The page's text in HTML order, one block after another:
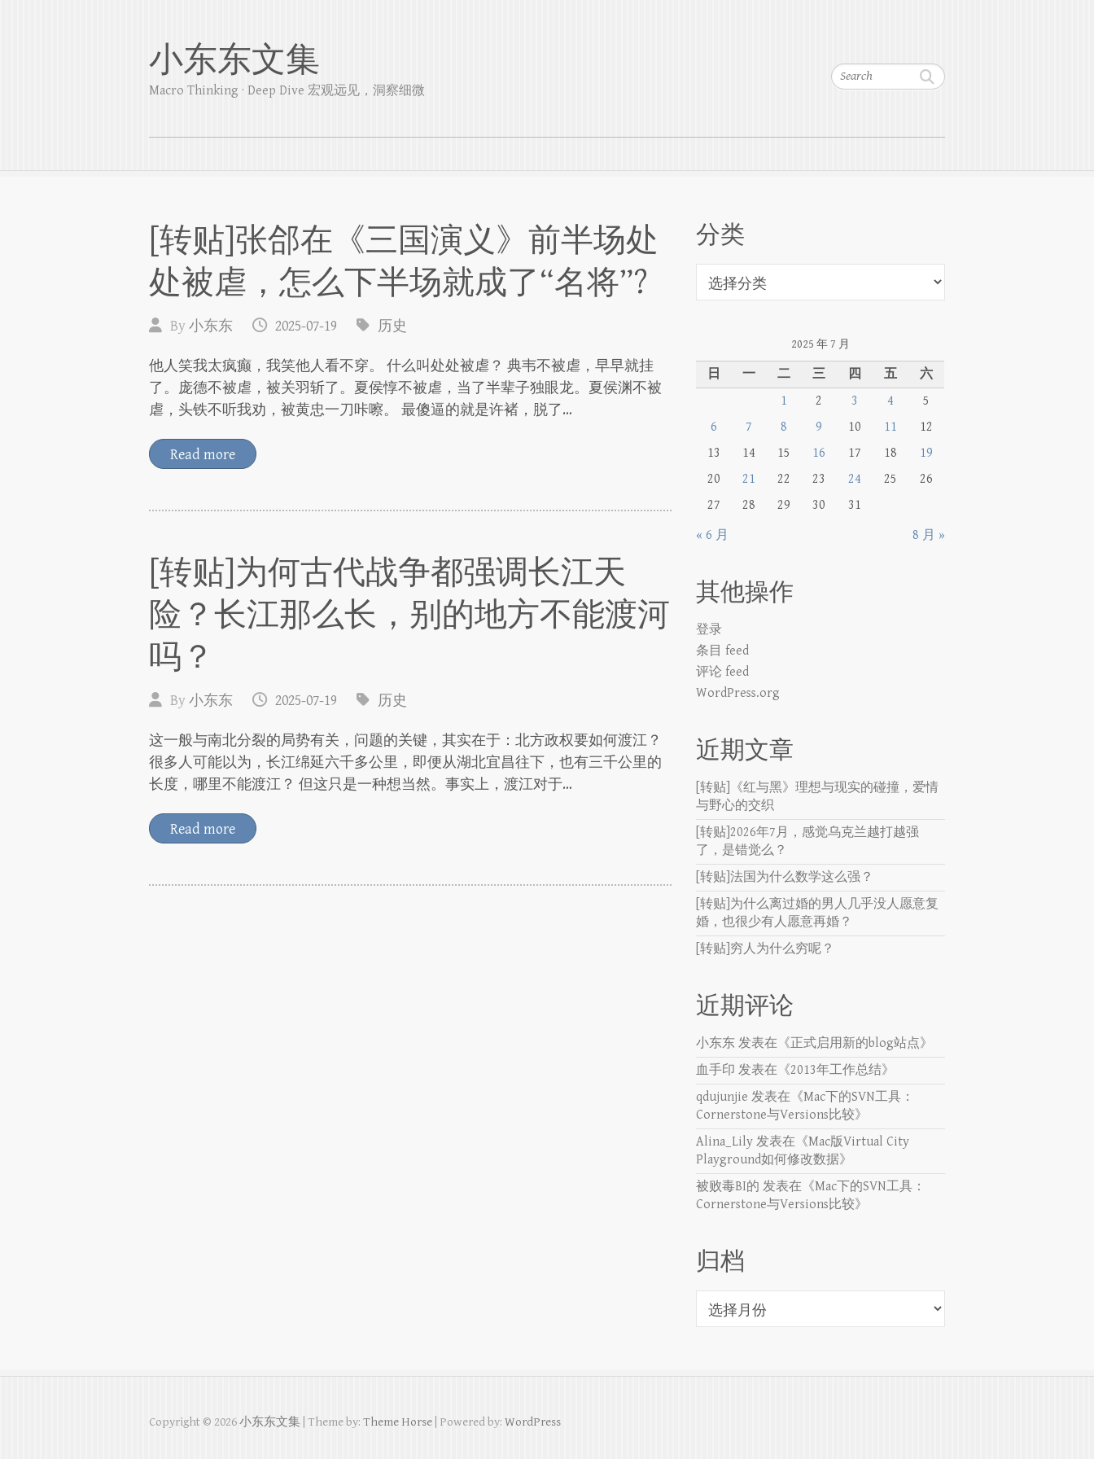
Search
小东东文集
Macro Thinking · Deep Dive 宏观远见，洞察细微
[转贴]张郃在《三国演义》前半场处
处被虐，怎么下半场就成了“名将”?
By小东东 2025-07-19 历史
他人笑我太疯癫，我笑他人看不穿。 什么叫处处被虐？ 典韦不被虐，早早就挂
了。庞德不被虐，被关羽斩了。夏侯惇不被虐，当了半辈子独眼龙。夏侯渊不被
虐，头铁不听我劝，被黄忠一刀咔嚓。 最傻逼的就是许褚，脱了…
Read more
[转贴]为何古代战争都强调长江天
险？长江那么长，别的地方不能渡河
吗？
By小东东 2025-07-19 历史
这一般与南北分裂的局势有关，问题的关键，其实在于：北方政权要如何渡江？
很多人可能以为，长江绵延六千多公里，即便从湖北宜昌往下，也有三千公里的
长度，哪里不能渡江？ 但这只是一种想当然。事实上，渡江对于…
Read more
分类
类
2025 年 7 月
日 一 二 三 四 五
六
1
2 3 4
5
6
7 8 9 10 11
12
13
14 15 16 17 18
19
20
21 22 23 24 25
26
27
28 29 30
31
« 6 月
8 月 »
其他操作
登录
条目 feed
评论 feed
WordPress.org
近期文章
[转贴]《红与黑》理想与现实的碰撞，爱情
与野心的交织
[转贴]2026年7月，感觉乌克兰越打越强
了，是错觉么？
[转贴]法国为什么数学这么强？
[转贴]为什么离过婚的男人几乎没人愿意复
婚，也很少有人愿意再婚？
[转贴]穷人为什么穷呢？
近期评论
小东东 发表在《正式启用新的blog站点》
血手印 发表在《2013年工作总结》
qdujunjie 发表在《Mac下的SVN工具：
Cornerstone与Versions比较》
Alina_Lily 发表在《Mac版Virtual City
Playground如何修改数据》
被败毒BI的 发表在《Mac下的SVN工具：
Cornerstone与Versions比较》
归档
档
Copyright © 2026小东东文集 | Theme by: Theme Horse | Powered by: WordPress